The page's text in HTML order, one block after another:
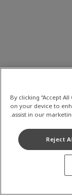
By clicking “Accept
on your device to
assist in our
Reject